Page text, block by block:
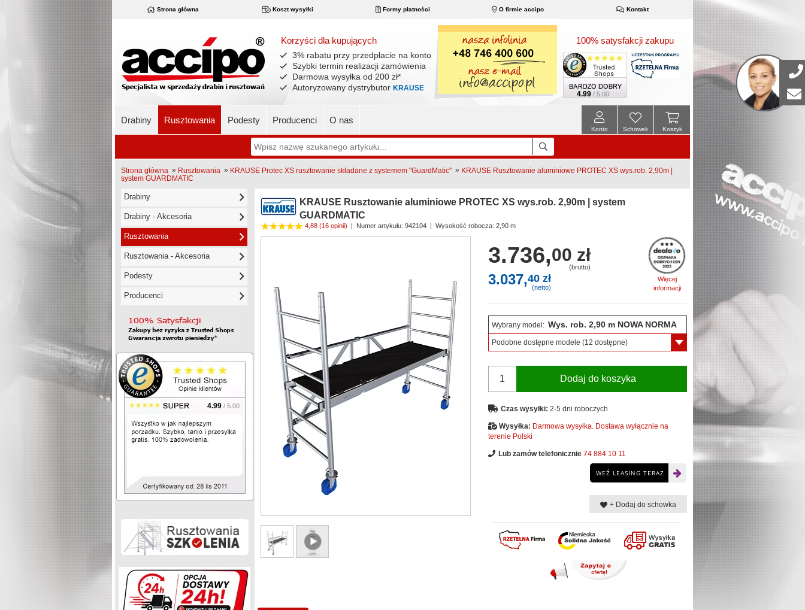
Strona główna Koszt wysyłki Formy płatności O firmie accipo Kontakt
Korzyści dla kupujących
3% rabatu przy przedpłacie na konto
Szybki termin realizacji zamówienia
Darmowa wysyłka od 200 zł*
Autoryzowany dystrybutor KRAUSE
100% satysfakcji zakupu
4.99 / 5.00
Drabiny Rusztowania Podesty Producenci O nas
Koszyk
Schowek
Konto
Strona główna » Rusztowania » KRAUSE Protec XS rusztowanie składane z systemem "GuardMatic" » KRAUSE Rusztowanie aluminiowe PROTEC XS wys.rob. 2,90m |
system GUARDMATIC
Drabiny
Drabiny - Akcesoria
Rusztowania
Rusztowania - Akcesoria
Podesty
Producenci
4.99 / 5.00
KRAUSE Rusztowanie aluminiowe PROTEC XS wys.rob. 2,90m | system
GUARDMATIC
4,88 (16 opinii) | Numer artykułu: 942104 | Wysokość robocza: 2,90 m
Więcej
informacji
3.736,00 zł
(brutto)
3.037,40 zł
(netto)
Wybrany model: Wys. rob. 2,90 m NOWA NORMA
Podobne dostępne modele (12 dostępne)
Dodaj do koszyka
Czas wysyłki: 2-5 dni roboczych
Wysyłka: Darmowa wysyłka. Dostawa wyłącznie na
terenie Polski
Lub zamów telefonicznie 74 884 10 11
WEŹ LEASING TERAZ
+ Dodaj do schowka